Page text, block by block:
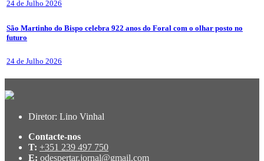
24 de Julho 2026
São Martinho do Bispo celebra 922 anos do Foral com o olhar posto no
futuro
24 de Julho 2026
Diretor: Lino Vinhal
Contacte-nos
T: +351 239 497 750
E: odespertar.jornal@gmail.com